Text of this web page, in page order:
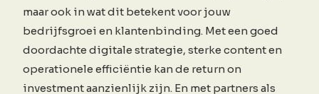
maar ook in wat dit betekent voor jouw
bedrijfsgroei en klantenbinding. Met een goed
doordachte digitale strategie, sterke content en
operationele efficiëntie kan de return on
investment aanzienlijk zijn. En met partners als